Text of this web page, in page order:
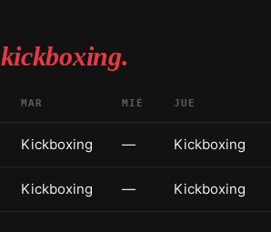
kickboxing.
MAR MIÉ JUE
Kickboxing — Kickboxing
Kickboxing — Kickboxing